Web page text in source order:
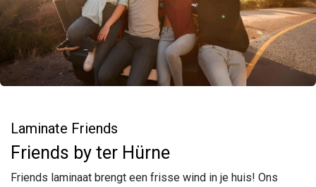
Laminate Friends
Friends by ter Hürne
Friends laminaat brengt een frisse wind in je huis! Ons